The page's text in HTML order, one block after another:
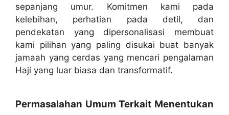
sepanjang umur. Komitmen kami pada
kelebihan, perhatian pada detil, dan
pendekatan yang dipersonalisasi membuat
kami pilihan yang paling disukai buat banyak
jamaah yang cerdas yang mencari pengalaman
Haji yang luar biasa dan transformatif.
Permasalahan Umum Terkait Menentukan